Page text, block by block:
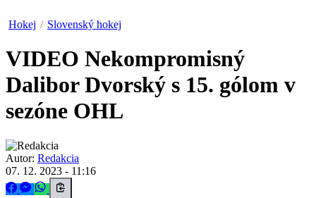
Hokej / Slovenský hokej
VIDEO Nekompromisný
Dalibor Dvorský s 15. gólom v
sezóne OHL
Autor: Redakcia
07. 12. 2023 - 11:16